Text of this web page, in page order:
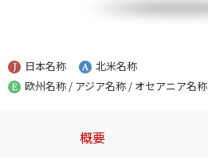
日本名称
北米名称
欧州名称 / アジア名称 / オセアニア名称
概要